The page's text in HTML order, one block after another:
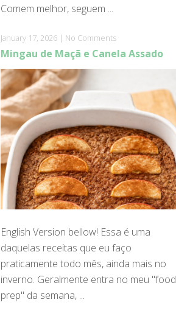
Comem melhor, seguem ...
January 17, 2026 | No Comments
Mingau de Maçã e Canela Assado
English Version bellow! Essa é uma
daquelas receitas que eu faço
praticamente todo mês, ainda mais no
inverno. Geralmente entra no meu "food
prep" da semana, ...